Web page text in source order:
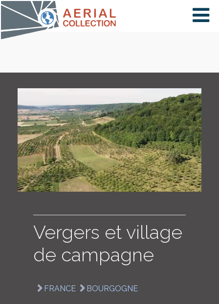
×
PAYS
CARTE
COLLECTIONS
LOGIN
ENGLISH
Vergers et village
de campagne
FRANCE BOURGOGNE